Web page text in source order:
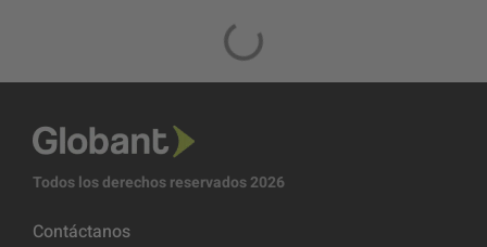
Todos los derechos reservados 2026
Contáctanos